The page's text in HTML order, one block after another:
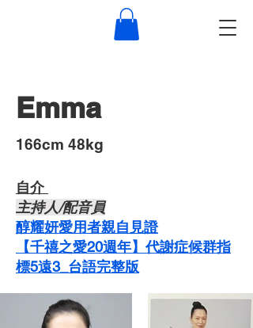
Emma
​166cm 48kg
自介 ​
主持人/配音員
醇耀妍愛用者親自見證
【千禧之愛20週年】代謝症候群指
標5遠3_台語完整版